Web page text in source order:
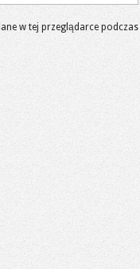
w tej przeglądarce